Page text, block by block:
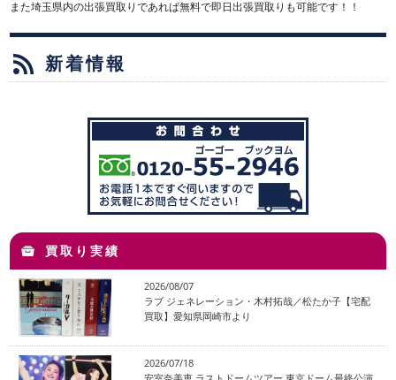
また埼玉県内の出張買取りであれば無料で即日出張買取りも可能です！！
新着情報
買取り実績
2026/08/07
ラブ ジェネレーション・木村拓哉／松たか子【宅配
買取】愛知県岡崎市より
2026/07/18